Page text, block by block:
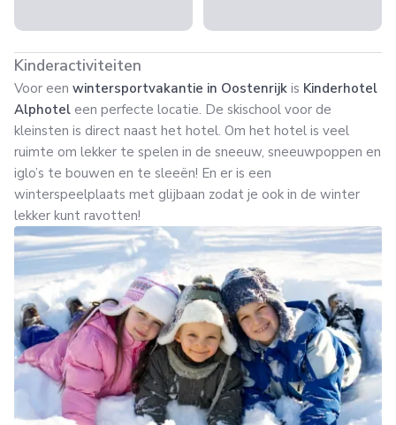
Kinderactiviteiten
Voor een wintersportvakantie in Oostenrijk is Kinderhotel
Alphotel een perfecte locatie. De skischool voor de
kleinsten is direct naast het hotel. Om het hotel is veel
ruimte om lekker te spelen in de sneeuw, sneeuwpoppen en
iglo’s te bouwen en te sleeën! En er is een
winterspeelplaats met glijbaan zodat je ook in de winter
lekker kunt ravotten!